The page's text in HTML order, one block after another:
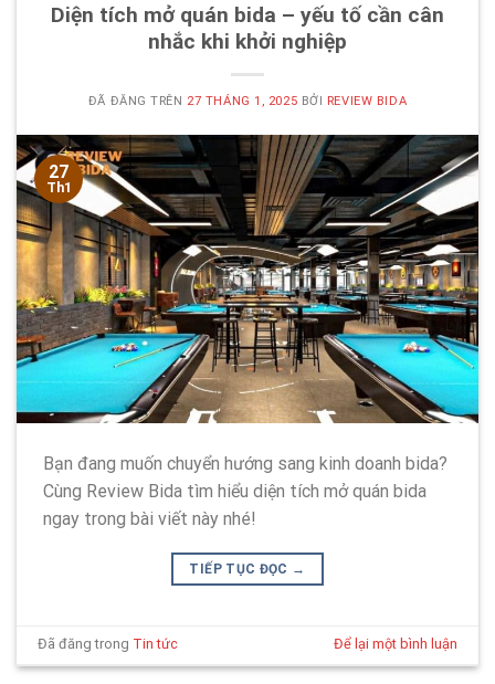
Diện tích mở quán bida – yếu tố cần cân
nhắc khi khởi nghiệp
ĐÃ ĐĂNG TRÊN 27 THÁNG 1, 2025 BỞI REVIEW BIDA
27
Th1
Bạn đang muốn chuyển hướng sang kinh doanh bida?
Cùng Review Bida tìm hiểu diện tích mở quán bida
ngay trong bài viết này nhé!
TIẾP TỤC ĐỌC →
Đã đăng trong Tin tức Để lại một bình luận